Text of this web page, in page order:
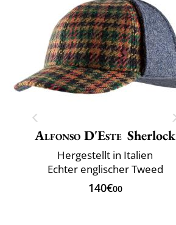
Alfonso D'Este Sherlock
Hergestellt in Italien
Echter englischer Tweed
140€00